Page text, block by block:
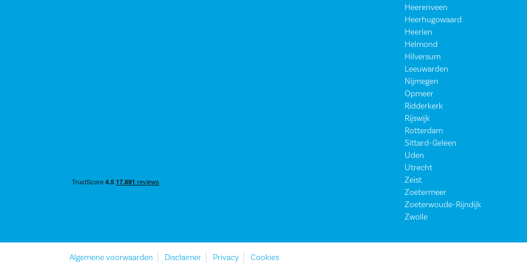
Heerenveen
Heerhugowaard
Heerlen
Helmond
Hilversum
Leeuwarden
Nijmegen
Opmeer
Ridderkerk
Rijswijk
Rotterdam
Sittard-Geleen
Uden
Utrecht
Zeist
Zoetermeer
Zoeterwoude-Rijndijk
Zwolle
Algemene voorwaarden Disclaimer Privacy Cookies